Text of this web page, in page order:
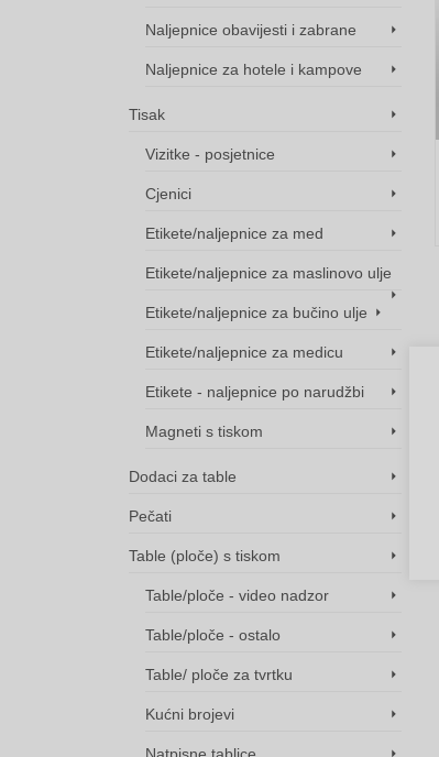
Naljepnica prijevoz
Naljepnica Ulaz i
1,20€
Price
1,20€
through
5,80€
Naljepnice obavijesti i zabrane
Naljepnice za hotele i kampove
Tisak
Vizitke - posjetnice
Cjenici
Etikete/naljepnice za med
Etikete/naljepnice za maslinovo ulje
Etikete/naljepnice za bučino ulje
Etikete/naljepnice za medicu
Etikete - naljepnice po narudžbi
Magneti s tiskom
Dodaci za table
Pečati
Table (ploče) s tiskom
Table/ploče - video nadzor
Table/ploče - ostalo
Table/ ploče za tvrtku
Kućni brojevi